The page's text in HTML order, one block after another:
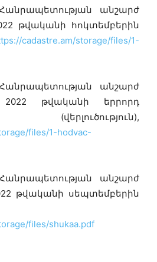
անշարժ
թվականի հոկտեմբերին
cadastre.am/storage/files/1-
անշարժ
2022 թվականի երրորդ
(վերլուծություն),
files/1-hodvac-
անշարժ
թվականի սեպտեմբերին
files/shukaa.pdf